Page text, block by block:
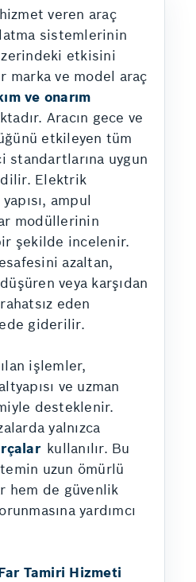
veren araç
sistemlerinin
etkisini
marka ve model araç
ve onarım
Aracın gece ve
etkileyen tüm
standartlarına uygun
Elektrik
ampul
modüllerinin
şekilde incelenir.
azaltan,
veya karşıdan
eden
giderilir.
işlemler,
ve uzman
desteklenir.
yalnızca
kullanılır. Bu
uzun ömürlü
hem de güvenlik
yardımcı
Tamiri Hizmeti